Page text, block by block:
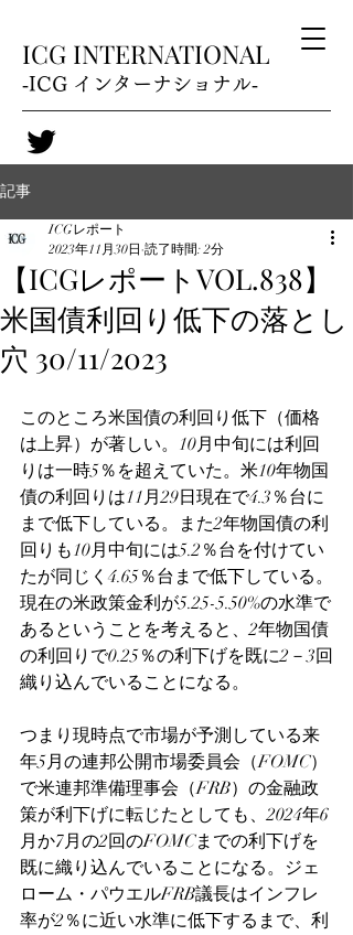
ICG INTERNATIONAL
‐ICG インターナショナル‐
記事
【ICGレポートVOL.838】
米国債利回り低下の落とし
穴 30/11/2023
ICGレポート
2023年11月30日 読了時間: 2分
このところ米国債の利回り低下（価格
は上昇）が著しい。10月中旬には利回
りは一時5％を超えていた。米10年物国
債の利回りは11月29日現在で4.3％台に
まで低下している。また2年物国債の利
回りも10月中旬には5.2％台を付けてい
たが同じく4.65％台まで低下している。
現在の米政策金利が5.25-5.50%の水準で
あるということを考えると、2年物国債
の利回りで0.25％の利下げを既に2－3回
織り込んでいることになる。
つまり現時点で市場が予測している来
年5月の連邦公開市場委員会（FOMC）
で米連邦準備理事会（FRB）の金融政
策が利下げに転じたとしても、2024年6
月か7月の2回のFOMCまでの利下げを
既に織り込んでいることになる。ジェ
ローム・パウエルFRB議長はインフレ
率が2％に近い水準に低下するまで、利